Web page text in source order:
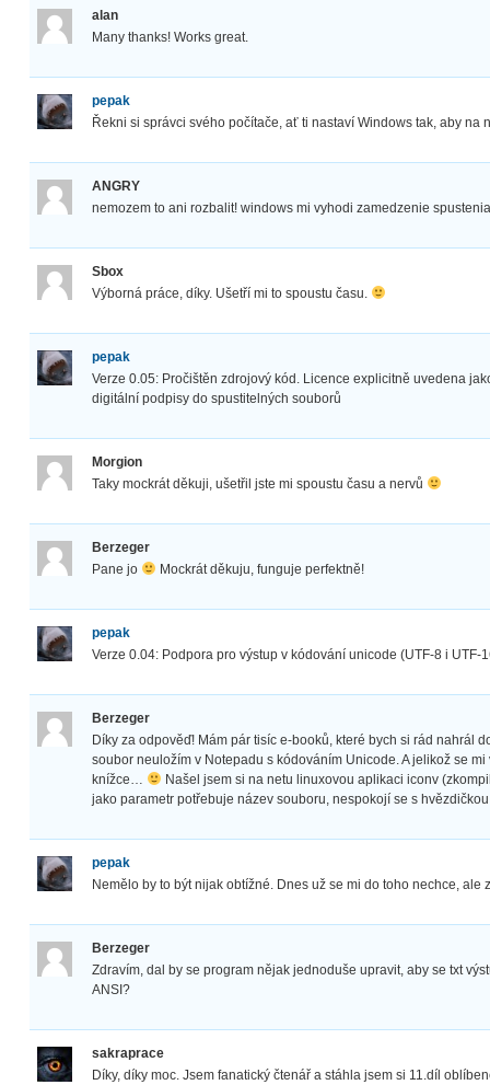
alan
Many thanks! Works great.
pepak
Řekni si správci svého počítače, ať ti nastaví Windows tak, aby na
ANGRY
nemozem to ani rozbalit! windows mi vyhodi zamedzenie
Sbox
Výborná práce, díky. Ušetří mi to spoustu času.
pepak
Verze 0.05: Pročištěn zdrojový kód. Licence explicitně uvedena
digitální podpisy do spustitelných souborů
Morgion
Taky mockrát děkuji, ušetřil jste mi spoustu času a nervů
Berzeger
Pane jo
Mockrát děkuju, funguje perfektně!
pepak
Verze 0.04: Podpora pro výstup v kódování unicode (UTF-8 i UTF-
Berzeger
Díky za odpověď! Mám pár tisíc e-booků, které bych si rád nahrál
soubor neuložím v Notepadu s kódováním Unicode. A jelikož se
knížce…
Našel jsem si na netu linuxovou aplikaci iconv
jako parametr potřebuje název souboru, nespokojí se s
pepak
Nemělo by to být nijak obtížné. Dnes už se mi do toho nechce, ale
Berzeger
Zdravím, dal by se program nějak jednoduše upravit, aby se txt
ANSI?
sakraprace
Díky, díky moc. Jsem fanatický čtenář a stáhla jsem si 11.díl